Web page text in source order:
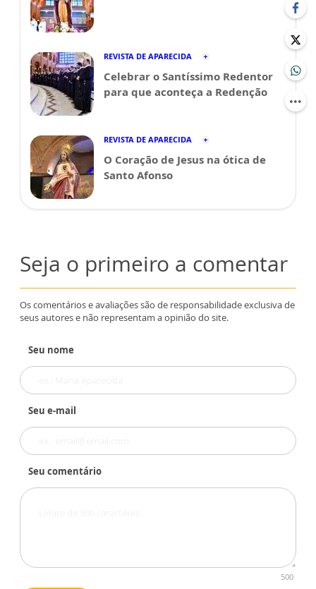
REVISTA DE APARECIDA
Celebrar o Santíssimo Redentor
para que aconteça a Redenção
REVISTA DE APARECIDA
O Coração de Jesus na ótica de
Santo Afonso
Seja o primeiro a comentar
Os comentários e avaliações são de responsabilidade exclusiva de
seus autores e não representam a opinião do site.
Seu nome
Seu e-mail
Seu comentário
500